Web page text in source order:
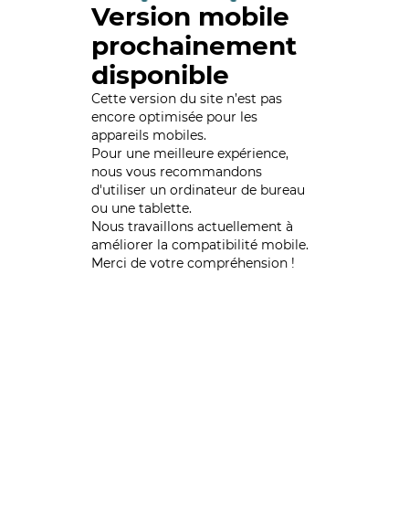
Version mobile
prochainement
disponible
Cette version du site n’est pas
encore optimisée pour les
appareils mobiles.
Pour une meilleure expérience,
nous vous recommandons
d'utiliser un ordinateur de bureau
ou une tablette.
Nous travaillons actuellement à
améliorer la compatibilité mobile.
Merci de votre compréhension !